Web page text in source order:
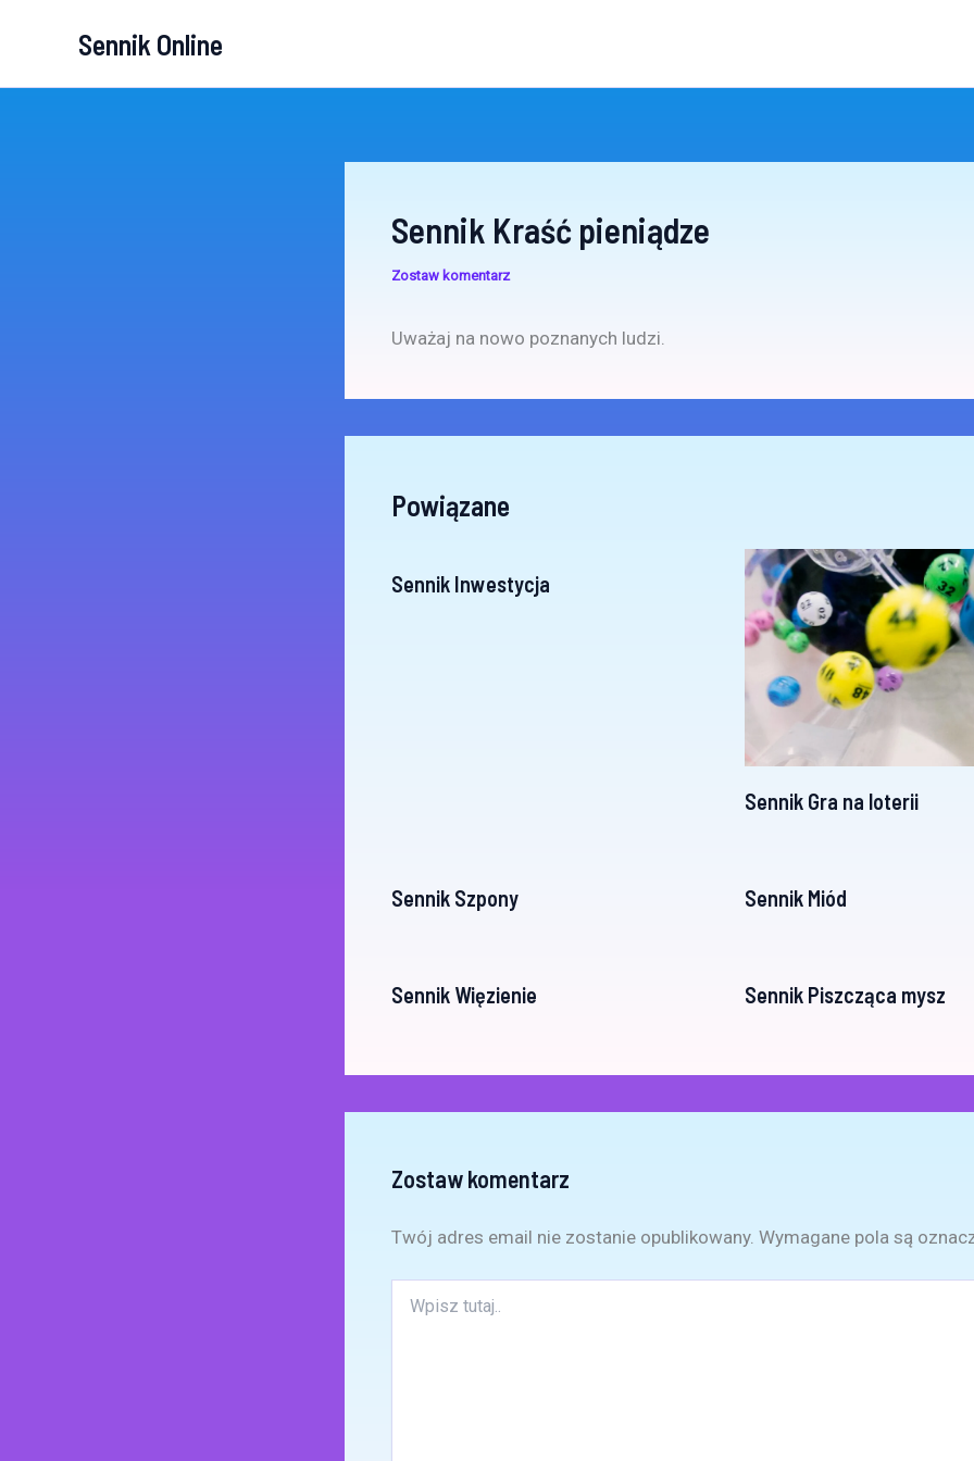
Sennik Online
Sennik Kraść pieniądze
Zostaw komentarz
Uważaj na nowo poznanych ludzi.
Powiązane
Sennik Inwestycja
Sennik Gra na loterii
Sennik Szpony Sennik Miód
Sennik Więzienie Sennik Piszcząca mysz
Zostaw komentarz
Twój adres email nie zostanie opublikowany. Wymagane pola są
tutaj..